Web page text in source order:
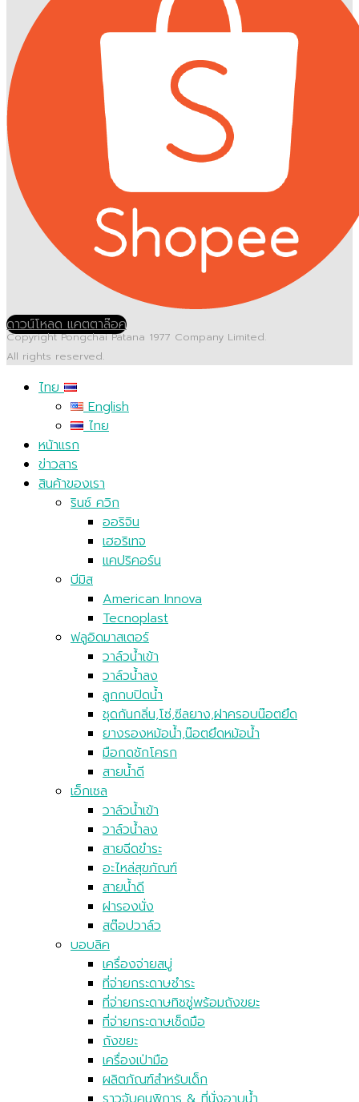
ดาวน์โหลด แคตตาล๊อค
Copyright Pongchai Patana 1977 Company Limited.
All rights reserved.
ไทย
English
ไทย
หน้าแรก
ข่าวสาร
สินค้าของเรา
รินซ์ ควิก
ออริจิน
เฮอริเทจ
แคปริคอร์น
บีมิส
American Innova
Tecnoplast
ฟลูอิดมาสเตอร์
วาล์วน้ำเข้า
วาล์วน้ำลง
ลูกกบปิดน้ำ
ชุดกันกลิ่น,โซ่,ซีลยาง,ฝาครอบน๊อตยึด
ยางรองหม้อน้ำ,น๊อตยึดหม้อน้ำ
มือกดชักโครก
สายน้ำดี
เอ็กเซล
วาล์วน้ำเข้า
วาล์วน้ำลง
สายฉีดขำระ
อะไหล่สุขภัณฑ์
สายน้ำดี
ฝารองนั่ง
สต๊อปวาล์ว
บอบลิค
เครื่องจ่ายสบู่
ที่จ่ายกระดาษชำระ
ที่จ่ายกระดาษทิชชู่พร้อมถังขยะ
ที่จ่ายกระดาษเช็ดมือ
ถังขยะ
เครื่องเป่ามือ
ผลิตภัณฑ์สำหรับเด็ก